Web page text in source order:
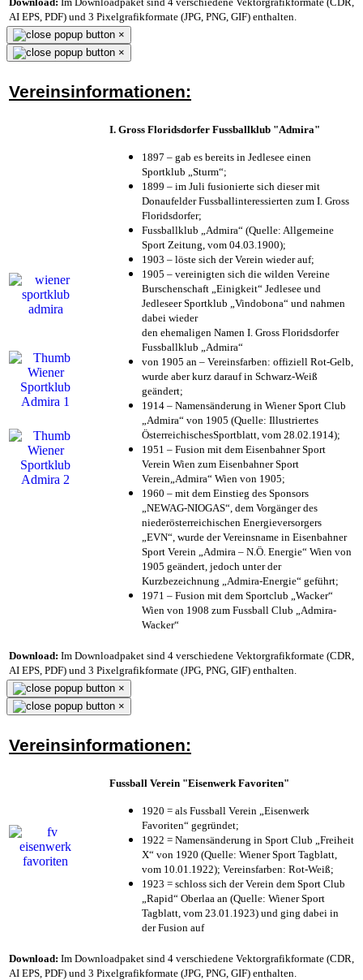
AI EPS, PDF) und 3 Pixelgrafikformate (JPG, PNG, GIF) enthalten.
×
×
Vereinsinformationen:
I. Gross Floridsdorfer Fussballklub "Admira"
1897 – gab es bereits in Jedlesee einen
Sportklub „Sturm“;
1899 – im Juli fusionierte sich dieser mit
Donaufelder Fussballinteressierten zum I. Gross
Floridsdorfer;
Fussballklub „Admira“ (Quelle: Allgemeine
Sport Zeitung, vom 04.03.1900);
1903 – löste sich der Verein wieder auf;
1905 – vereinigten sich die wilden Vereine
Burschenschaft „Einigkeit“ Jedlesee und
Jedleseer Sportklub „Vindobona“ und nahmen
dabei wieder
den ehemaligen Namen I. Gross Floridsdorfer
Fussballklub „Admira“
von 1905 an – Vereinsfarben: offiziell Rot-Gelb,
wurde aber kurz darauf in Schwarz-Weiß
geändert;
1914 – Namensänderung in Wiener Sport Club
„Admira“ von 1905 (Quelle: Illustriertes
ÖsterreichischesSportblatt, vom 28.02.1914);
1951 – Fusion mit dem Eisenbahner Sport
Verein Wien zum Eisenbahner Sport
Verein„Admira“ Wien von 1905;
1960 – mit dem Einstieg des Sponsors
„NEWAG-NIOGAS“, dem Vorgänger des
niederösterreichischen Energieversorgers
„EVN“, wurde der Vereinsname in Eisenbahner
Sport Verein „Admira – N.Ö. Energie“ Wien von
1905 geändert, jedoch unter der
Kurzbezeichnung „Admira-Energie“ geführt;
1971 – Fusion mit dem Sportclub „Wacker“
Wien von 1908 zum Fussball Club „Admira-
Wacker“
Download: Im Downloadpaket sind 4 verschiedene Vektorgrafikformate (CDR,
AI EPS, PDF) und 3 Pixelgrafikformate (JPG, PNG, GIF) enthalten.
×
×
Vereinsinformationen:
Fussball Verein "Eisenwerk Favoriten"
1920 = als Fussball Verein „Eisenwerk
Favoriten“ gegründet;
1922 = Namensänderung in Sport Club „Freiheit
X“ von 1920 (Quelle: Wiener Sport Tagblatt,
vom 10.01.1922); Vereinsfarben: Rot-Weiß;
1923 = schloss sich der Verein dem Sport Club
„Rapid“ Oberlaa an (Quelle: Wiener Sport
Tagblatt, vom 23.01.1923) und ging dabei in
der Fusion auf
Download: Im Downloadpaket sind 4 verschiedene Vektorgrafikformate (CDR,
AI EPS, PDF) und 3 Pixelgrafikformate (JPG, PNG, GIF) enthalten.